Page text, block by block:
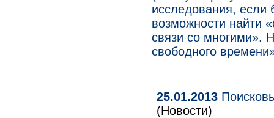
исследования,
возможности найти
связи со многими».
свободного
25.01.2013
(Новости)